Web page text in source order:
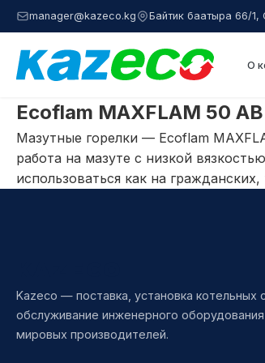
manager@kazeco.kg Байтик баатыра 66/
О
Ecoflam MAXFLAM 50 AB
Мазутные горелки — Ecoflam
работа на мазуте с низкой
использоваться как на
Kazeco — поставка, установка котельных
обслуживание инженерного
мировых производителей.